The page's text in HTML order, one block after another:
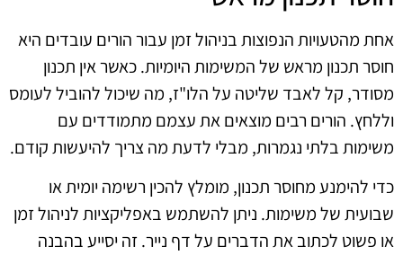
אחת מהטעויות הנפוצות בניהול זמן עבור הורים עובדים היא
חוסר תכנון מראש של המשימות היומיות. כאשר אין תכנון
מסודר, קל לאבד שליטה על הלו"ז, מה שיכול להוביל לעומס
וללחץ. הורים רבים מוצאים את עצמם מתמודדים עם
משימות בלתי נגמרות, מבלי לדעת מה צריך להיעשות קודם.
כדי להימנע מחוסר תכנון, מומלץ להכין רשימה יומית או
שבועית של משימות. ניתן להשתמש באפליקציות לניהול זמן
או פשוט לכתוב את הדברים על דף נייר. זה יסייע בהבנה